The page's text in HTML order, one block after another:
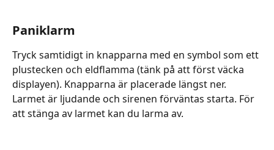
Paniklarm
Tryck samtidigt in knapparna med en symbol som ett
plustecken och eldflamma (tänk på att först väcka
displayen). Knapparna är placerade längst ner.
Larmet är ljudande och sirenen förväntas starta. För
att stänga av larmet kan du larma av.